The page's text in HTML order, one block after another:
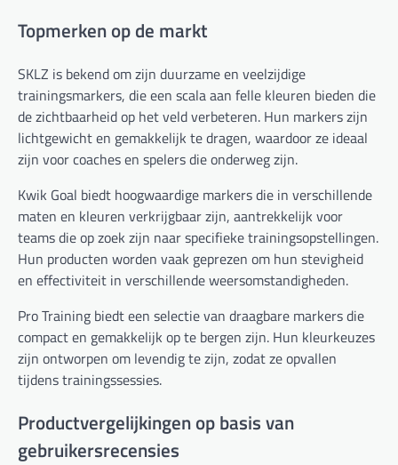
Topmerken op de markt
SKLZ is bekend om zijn duurzame en veelzijdige
trainingsmarkers, die een scala aan felle kleuren bieden die
de zichtbaarheid op het veld verbeteren. Hun markers zijn
lichtgewicht en gemakkelijk te dragen, waardoor ze ideaal
zijn voor coaches en spelers die onderweg zijn.
Kwik Goal biedt hoogwaardige markers die in verschillende
maten en kleuren verkrijgbaar zijn, aantrekkelijk voor
teams die op zoek zijn naar specifieke trainingsopstellingen.
Hun producten worden vaak geprezen om hun stevigheid
en effectiviteit in verschillende weersomstandigheden.
Pro Training biedt een selectie van draagbare markers die
compact en gemakkelijk op te bergen zijn. Hun kleurkeuzes
zijn ontworpen om levendig te zijn, zodat ze opvallen
tijdens trainingssessies.
Productvergelijkingen op basis van
gebruikersrecensies